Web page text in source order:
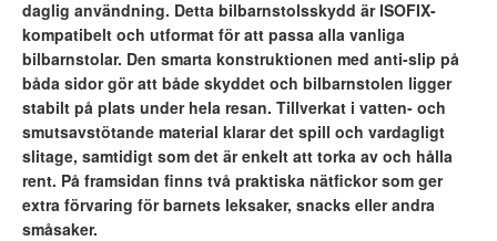
daglig användning. Detta bilbarnstolsskydd är ISOFIX-
kompatibelt och utformat för att passa alla vanliga
bilbarnstolar. Den smarta konstruktionen med anti-slip på
båda sidor gör att både skyddet och bilbarnstolen ligger
stabilt på plats under hela resan. Tillverkat i vatten- och
smutsavstötande material klarar det spill och vardagligt
slitage, samtidigt som det är enkelt att torka av och hålla
rent. På framsidan finns två praktiska nätfickor som ger
extra förvaring för barnets leksaker, snacks eller andra
småsaker.